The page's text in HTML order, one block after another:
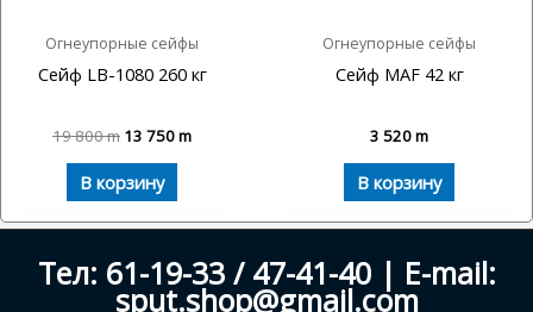
Огнеупорные сейфы
Сейф LB-1080 260 кг
19 800m 13 750m
В корзину
Огнеупорные сейфы
Сейф MAF 42 кг
3 520m
В корзину
Тел: 61-19-33 / 47-41-40 | E-mail:
sput.shop@gmail.com